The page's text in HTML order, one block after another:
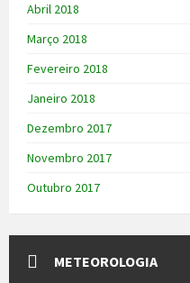
Abril 2018
Março 2018
Fevereiro 2018
Janeiro 2018
Dezembro 2017
Novembro 2017
Outubro 2017
METEOROLOGIA